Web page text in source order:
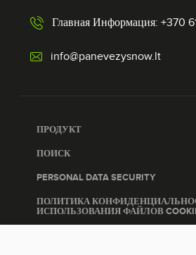
Главная Информация: +370
info@panevezysnow.lt
ПРОДУКТ
ПОИСК
PERSONAL DATA SECURITY
ПОЛИТИКА
ИСПОЛЬЗОВАНИЯ ФАЙЛОВ